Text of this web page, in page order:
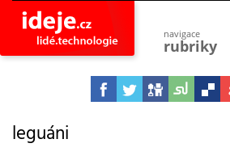
navigace
rubriky
astro
vesmír
leguáni